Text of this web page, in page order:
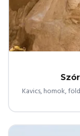
Kavics, homok,